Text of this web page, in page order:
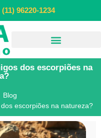
(11) 96220-1234
dos escorpiões na
Blog
escorpiões na natureza?